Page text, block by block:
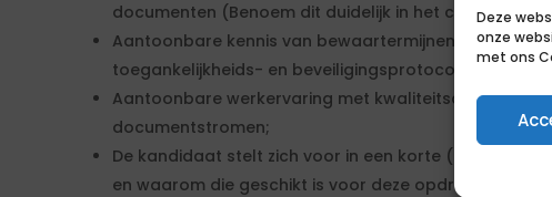
Deze
onze
met ons
documenten (Benoem dit duidelijk in het cv);
Aantoonbare kennis van bewaartermijnen, correcte
toegankelijkheids- en beveiligingsprotocollen
Aantoonbare werkervaring met kwaliteitscontrole en
documentstromen;
De kandidaat stelt zich voor in een korte
en waarom die geschikt is voor deze opdracht. De